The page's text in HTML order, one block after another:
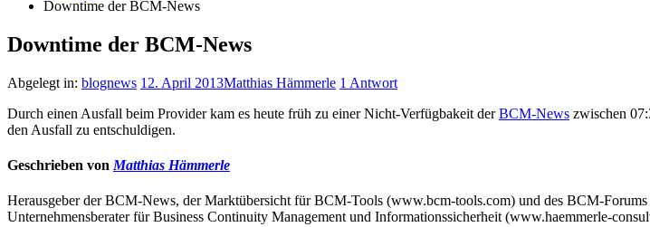
Downtime der BCM-News
Downtime der BCM-News
Abgelegt in: blognews 12. April 2013Matthias Hämmerle 1 Antwort
Durch einen Ausfall beim Provider kam es heute früh zu einer Nicht-Verfügbakeit derBCM-News zwischen
den Ausfall zu entschuldigen.
Geschrieben von Matthias Hämmerle
Herausgeber der BCM-News, der Marktübersicht für BCM-Tools (www.bcm-tools.com) und des BCM-
Unternehmensberater für Business Continuity Management und Informationssicherheit (www.haemmerle-